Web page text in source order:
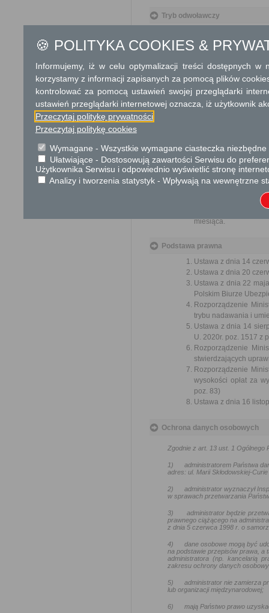
Tryb odwoławczy
Przedmiotem
przez ich
biurokratyczne
miesiąca.
Podstawa prawna
Ustawa z dnia 14
Ustawa z dnia 20
Ustawa z dnia 22
Polskim Biurze
Rozporządzenie
trybu nadawania i
Ustawa z dnia 14
U. 2020r. poz. 1517 z
Rozporządzenie
stwierdzających
Rozporządzenie
wysokości opłat za
poz. 83)
Ustawa z dnia 16
Ochrona danych osobowych
Zgodnie z art. 13 ust. 1 Ogólnego
1) administratorem Państwa
adres: ul. Marii Skłodowskiej-
2) administrator wyznaczył
w sprawach przetwarzania
3) administrator będzie
prawnego ciążącego na
z dnia 5 czerwca 1998 r. o
4) dane osobowe mogą być
na podstawie przepisów prawa, a
administratora (np. kancelarią
zakresu ochrony danych
5) administrator nie zamierza
lub organizacji międzynarodowej;
6) mają Państwo prawo
🍪 POLITYKA COOKIES &
Informujemy, iż w celu optymalizacji treści dostępnych w
korzystamy z informacji zapisanych za pomocą plików
kontrolować za pomocą ustawień swojej przeglądarki
ustawień przeglądarki internetowej oznacza, iż użytkownik
Przeczytaj politykę prywatności
Przeczytaj politykę cookies
Wymagane - Wszystkie wymagane ciasteczka
Ułatwiające - Dostosowują zawartości Serwisu do
Użytkownika Serwisu i odpowiednio wyświetlić stronę
Analizy i tworzenia statystyk - Wpływają na wewnętrzne